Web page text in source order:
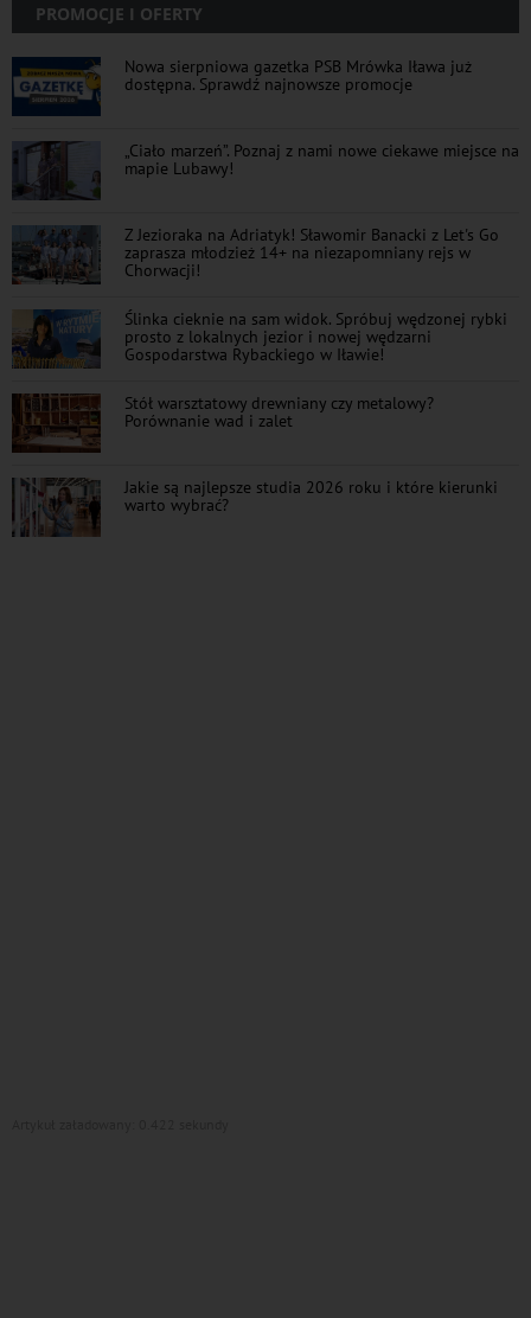
PROMOCJE I OFERTY
Nowa sierpniowa gazetka PSB Mrówka Iława już
dostępna. Sprawdź najnowsze promocje
„Ciało marzeń”. Poznaj z nami nowe ciekawe miejsce na
mapie Lubawy!
Z Jezioraka na Adriatyk! Sławomir Banacki z Let's Go
zaprasza młodzież 14+ na niezapomniany rejs w
Chorwacji!
Ślinka cieknie na sam widok. Spróbuj wędzonej rybki
prosto z lokalnych jezior i nowej wędzarni
Gospodarstwa Rybackiego w Iławie!
Stół warsztatowy drewniany czy metalowy?
Porównanie wad i zalet
Jakie są najlepsze studia 2026 roku i które kierunki
warto wybrać?